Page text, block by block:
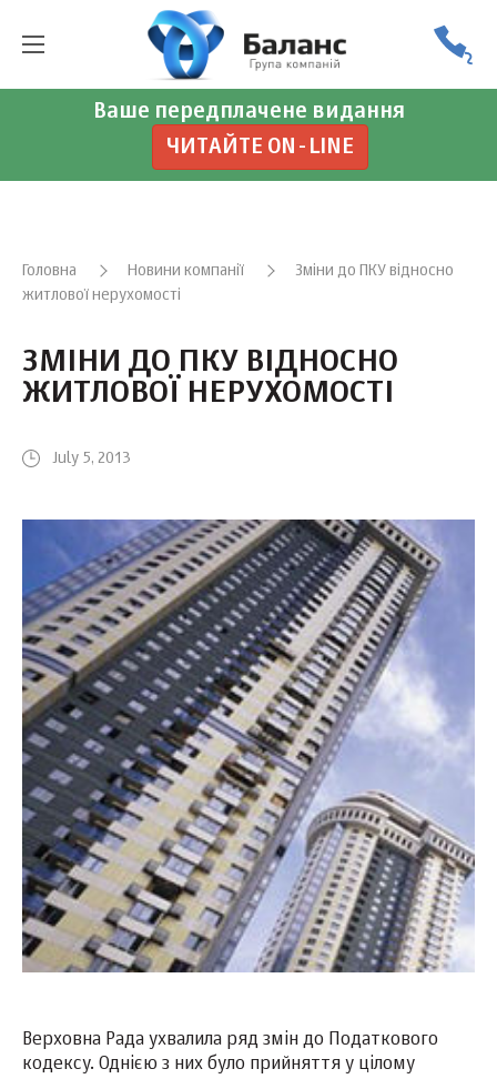
Ваше передплачене видання
ЧИТАЙТЕ ON-LINE
Головна Новини компанії
Зміни до ПКУ відносно
житлової нерухомості
ЗМІНИ ДО ПКУ ВІДНОСНО
ЖИТЛОВОЇ НЕРУХОМОСТІ
July 5, 2013
Верховна Рада ухвалила ряд змін до Податкового
кодексу. Однією з них було прийняття у цілому